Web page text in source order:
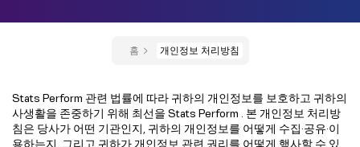
홈 개인정보 처리방침
Stats Perform 관련 법률에 따라 귀하의 개인정보를 보호하고 귀하의
사생활을 존중하기 위해 최선을 Stats Perform . 본 개인정보 처리방
침은 당사가 어떤 기관인지, 귀하의 개인정보를 어떻게 수집·공유·이
용하는지, 그리고 귀하가 개인정보 관련 권리를 어떻게 행사할 수 있